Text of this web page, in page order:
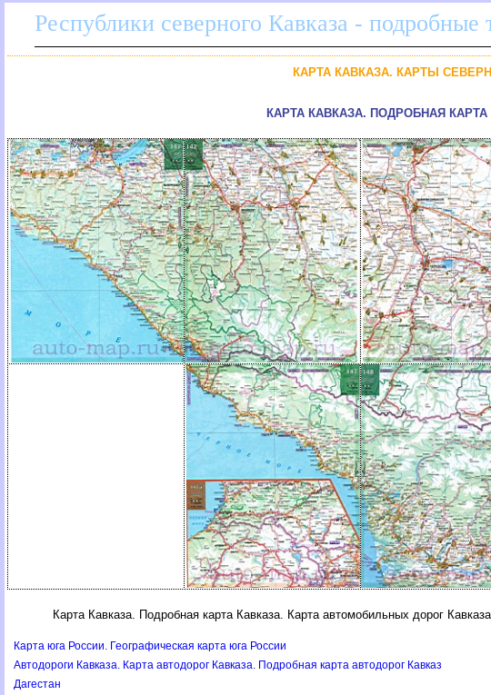
Республики северного Кавказа -
КАРТА КАВКАЗА. КАРТЫ
КАРТА КАВКАЗА. ПОДРОБНАЯ
Карта Кавказа. Подробная карта Кавказа. Карта автомобильных дорог Кавказа
Карта юга России. Географическая карта юга России
Автодороги Кавказа. Карта автодорог Кавказа. Подробная карта автодорог Кавказ
Дагестан